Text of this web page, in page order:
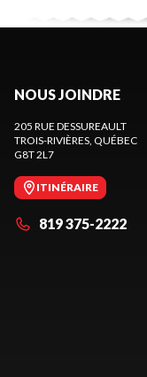
NOUS JOINDRE
205 RUE DESSUREAULT
TROIS-RIVIÈRES, QUÉBEC
G8T 2L7
ITINÉRAIRE
819 375-2222